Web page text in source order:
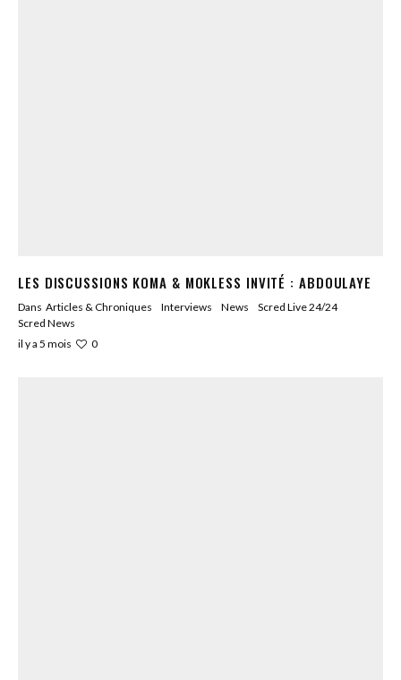
LES DISCUSSIONS KOMA & MOKLESS INVITÉ : ABDOULAYE
Dans Articles & Chroniques Interviews News
Scred Live 24/24
Scred News
il y a 5 mois
0